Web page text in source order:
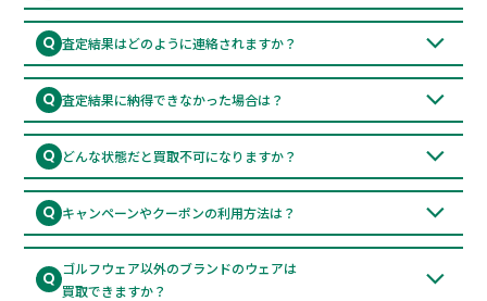
着払いでお送りください。
A 恐れ入りますが、キッズ・ジュニアサイズは対象外となっており
ます。
Q 査定結果はどのように連絡されますか？
A メールにて、1点ずつ明細付きでご連絡いたします。
Q 査定結果に納得できなかった場合は？
A キャンセル可能です。その場合も返送料はGOLLETが負担いたし
ますのでご安心ください。
ります。
Q どんな状態だと買取不可になりますか？
A 破れ・強い汚れ・タバコ臭・経年劣化が著しいものは買取不可と
なる場合がございます。LINE査定で写真をお送り頂ければ事前に
Q キャンペーンやクーポンの利用方法は？
A お申し込みフォーム内の【合言葉】欄に、LINE登録特典などのク
ーポンコードをご記入ください。自動で査定額に10%上乗せされ
ます。
Q ゴルフウェア以外のブランドのウェアは
買取できますか？